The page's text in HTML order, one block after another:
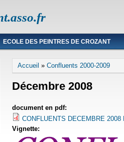
ECOLE DES PEINTRES DE CROZANT
Vous êtes ici
Accueil » Confluents 2000-2009
Décembre 2008
document en pdf:
CONFLUENTS DECEMBRE 2008
Vignette: